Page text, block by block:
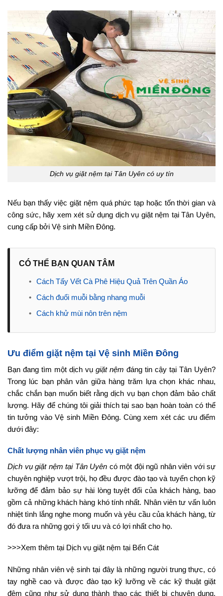
Dịch vụ giặt nệm tại Tân Uyên có uy tín
Nếu bạn thấy việc giặt nệm quá phức tạp hoặc tốn thời gian và
công sức, hãy xem xét sử dụng dịch vụ giặt nệm tại Tân Uyên,
cung cấp bởi Vệ sinh Miền Đông.
CÓ THỂ BẠN QUAN TÂM
•
Cách Tẩy Vết Cà Phê Hiệu Quả Trên Quần Áo
•
Cách đuổi muỗi bằng nhang muỗi
•
Cách khử mùi nôn trên nệm
Ưu điểm giặt nệm tại Vệ sinh Miền Đông
Bạn đang tìm một dịch vụ giặt nệm đáng tin cậy tại Tân Uyên?
Trong lúc bạn phân vân giữa hàng trăm lựa chọn khác nhau,
chắc chắn bạn muốn biết rằng dịch vụ bạn chọn đảm bảo chất
lượng. Hãy để chúng tôi giải thích tại sao bạn hoàn toàn có thể
tin tưởng vào Vệ sinh Miền Đông. Cùng xem xét các ưu điểm
dưới đây:
Chất lượng nhân viên phục vụ giặt nệm
Dịch vụ giặt nệm tại Tân Uyên có một đội ngũ nhân viên với sự
chuyên nghiệp vượt trội, họ đều được đào tạo và tuyển chọn kỹ
lưỡng để đảm bảo sự hài lòng tuyệt đối của khách hàng, bao
gồm cả những khách hàng khó tính nhất. Nhân viên tư vấn luôn
nhiệt tình lắng nghe mong muốn và yêu cầu của khách hàng, từ
đó đưa ra những gợi ý tối ưu và có lợi nhất cho họ.
>>>Xem thêm tại Dịch vụ giặt nệm tại Bến Cát
Những nhân viên vệ sinh tại đây là những người trung thực, có
tay nghề cao và được đào tạo kỹ lưỡng về các kỹ thuật giặt
đệm cũng như sử dụng thành thạo các thiết bị chuyên dụng.